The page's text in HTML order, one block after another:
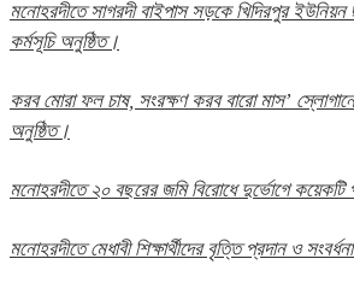
মনোহরদীতে সাগরদী বাইপাস সড়কে খিদিরপুর
কর্মসূচি অনুষ্ঠিত।
করব মোরা ফল চাষ, সংরক্ষণ করব বারো মাস’
অনুষ্ঠিত।
মনোহরদীতে ২০ বছরের জমি বিরোধে দুর্ভোগে কয়েকটি
মনোহরদীতে মেধাবী শিক্ষার্থীদের বৃত্তি প্রদান ও